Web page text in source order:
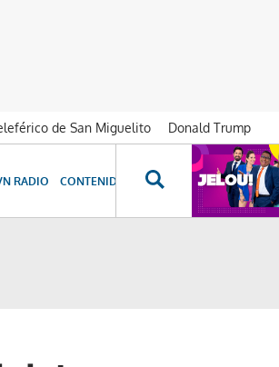
de San Miguelito
Donald Trump
RADIO CONTENIDOS ESPECIALES NOVELAS